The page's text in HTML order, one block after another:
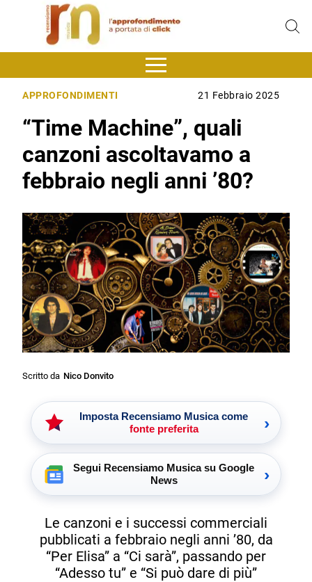
APPROFONDIMENTI 21 Febbraio 2025
“Time Machine”, quali
canzoni ascoltavamo a
febbraio negli anni ’80?
Scritto da Nico Donvito
Imposta Recensiamo Musica come
fonte preferita
›
Segui Recensiamo Musica su Google
News
›
Le canzoni e i successi commerciali
pubblicati a febbraio negli anni ’80, da
“Per Elisa” a “Ci sarà”, passando per
“Adesso tu” e “Si può dare di più”